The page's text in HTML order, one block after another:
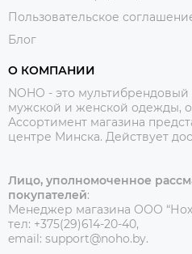
Пользовательское
Блог
О КОМПАНИИ
NOHO - это
мужской и женской одежды,
Ассортимент магазина
центре Минска. Действует
Лицо, уполномоченное
покупателей:
Менеджер магазина ООО
тел: +375(29)614-20-40,
email: support@noho.by.